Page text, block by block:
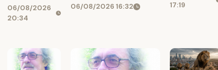
06/08/2026
20:34
06/08/2026 16:32
17:19